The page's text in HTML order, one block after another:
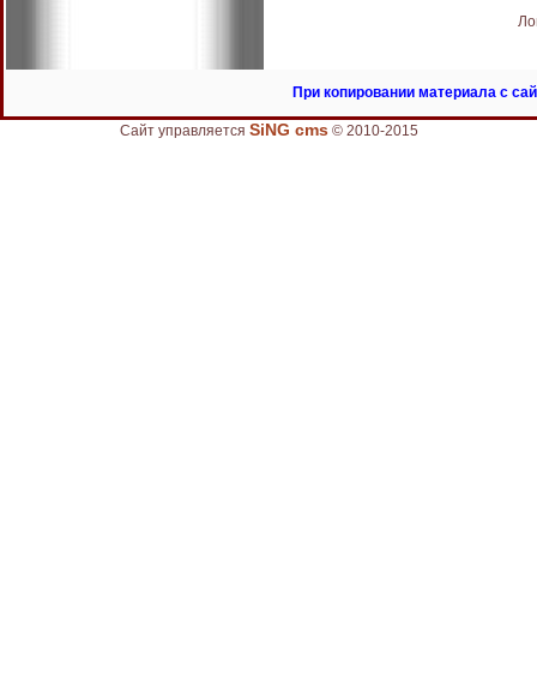
При копировании материала с
Сайт управляется SiNG cms© 2010-2015